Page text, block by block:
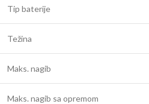
Tip baterije
Težina
Maks. nagib
Maks. nagib sa opremom